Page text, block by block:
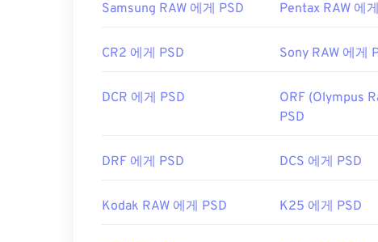
Samsung RAW 에게 PSD Pentax RAW 에
CR2 에게 PSD Sony RAW 에게
DCR 에게 PSD
ORF (Olympus
PSD
DRF 에게 PSD DCS 에게 PSD
Kodak RAW 에게 PSD K25 에게 PSD